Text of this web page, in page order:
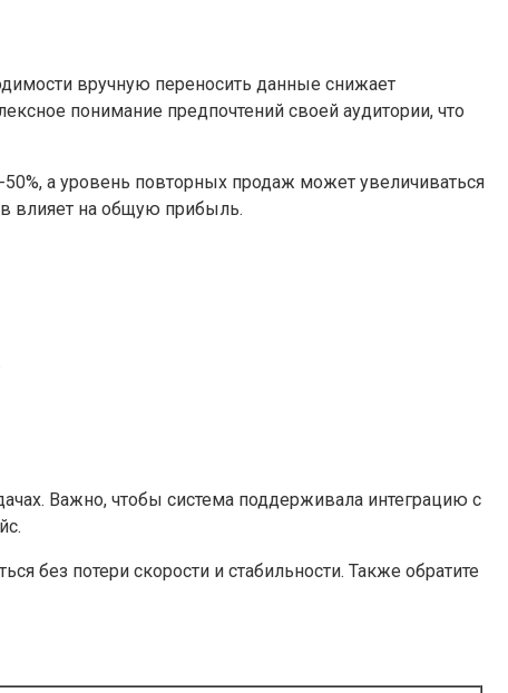
вручную переносить данные снижает
понимание предпочтений своей аудитории, что
а уровень повторных продаж может увеличиваться
влияет на общую прибыль.
Важно, чтобы система поддерживала интеграцию с
без потери скорости и стабильности. Также обратите